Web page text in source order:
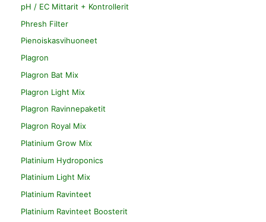
pH / EC Mittarit + Kontrollerit
Phresh Filter
Pienoiskasvihuoneet
Plagron
Plagron Bat Mix
Plagron Light Mix
Plagron Ravinnepaketit
Plagron Royal Mix
Platinium Grow Mix
Platinium Hydroponics
Platinium Light Mix
Platinium Ravinteet
Platinium Ravinteet Boosterit